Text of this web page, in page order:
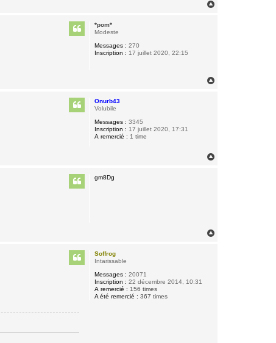
*pom*
Modeste
Messages : 270
Inscription : 17 juillet 2020, 22:15
Onurb43
Volubile
Messages : 3345
Inscription : 17 juillet 2020, 17:31
A remercié : 1 time
gm8Dg
Soffrog
Intarissable
Messages : 20071
Inscription : 22 décembre 2014, 10:31
A remercié : 156 times
A été remercié : 367 times